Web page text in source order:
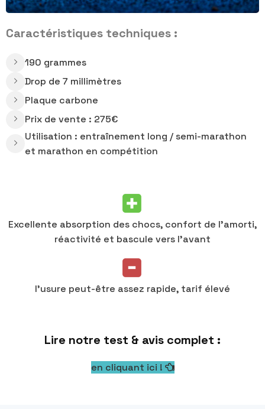
Caractéristiques techniques :
190 grammes
Drop de 7 millimètres
Plaque carbone
Prix de vente : 275€
Utilisation : entraînement long / semi-marathon
et marathon en compétition
Excellente absorption des chocs, confort de l’amorti,
réactivité et bascule vers l'avant
l'usure peut-être assez rapide, tarif élevé
Lire notre test & avis complet :
en cliquant ici !